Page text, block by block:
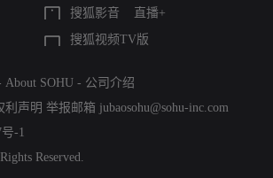
搜狐影音
直播+
搜狐视频TV版
About SOHU - 公司介绍
利声明 举报邮箱 jubaosohu@sohu-inc.com
-1
Reserved.